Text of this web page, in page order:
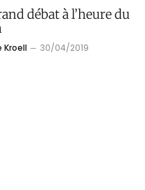
débat à l’heure du
Kroell 30/04/2019